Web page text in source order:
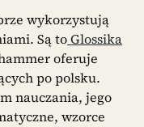
wykorzystują
Są toGlossika
oferuje
po polsku.
nauczania, jego
wzorce